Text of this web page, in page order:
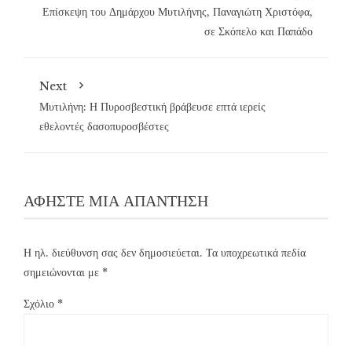
Επίσκεψη του Δημάρχου Μυτιλήνης, Παναγιώτη Χριστόφα,
σε Σκόπελο και Παπάδο
Next
Μυτιλήνη: Η Πυροσβεστική βράβευσε επτά ιερείς
εθελοντές δασοπυροσβέστες
ΑΦΉΣΤΕ ΜΙΑ ΑΠΆΝΤΗΣΗ
Η ηλ. διεύθυνση σας δεν δημοσιεύεται. Τα υποχρεωτικά πεδία
σημειώνονται με *
Σχόλιο *